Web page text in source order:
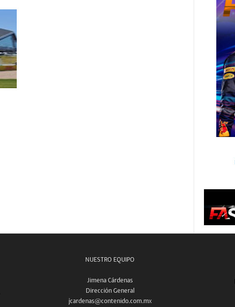
NUESTRO EQUIPO
Jimena Cárdenas
Dirección General
jcardenas@contenido.com.mx